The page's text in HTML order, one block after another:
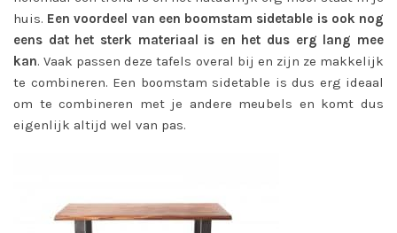
huis. Een voordeel van een boomstam sidetable is ook nog
eens dat het sterk materiaal is en het dus erg lang mee
kan. Vaak passen deze tafels overal bij en zijn ze makkelijk
te combineren. Een boomstam sidetable is dus erg ideaal
om te combineren met je andere meubels en komt dus
eigenlijk altijd wel van pas.